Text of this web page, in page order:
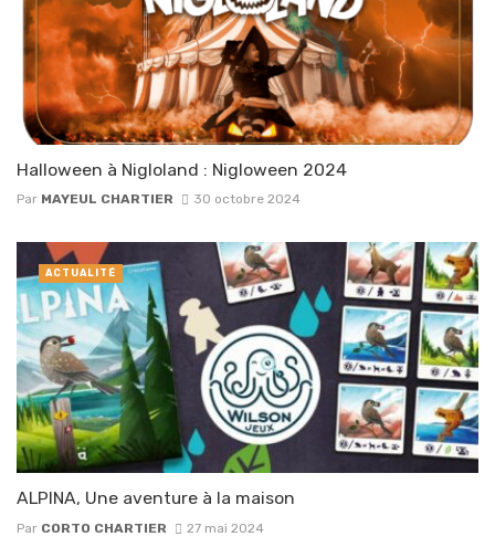
Halloween à Nigloland : Nigloween 2024
Par MAYEUL CHARTIER 30 octobre 2024
ALPINA, Une aventure à la maison
Par CORTO CHARTIER 27 mai 2024
ACTUALITÉ